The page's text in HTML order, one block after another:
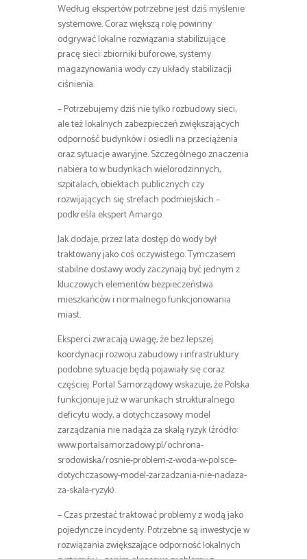
Według ekspertów potrzebne jest dziś myślenie
systemowe. Coraz większą rolę powinny
odgrywać lokalne rozwiązania stabilizujące
pracę sieci: zbiorniki buforowe, systemy
magazynowania wody czy układy stabilizacji
ciśnienia.
– Potrzebujemy dziś nie tylko rozbudowy sieci,
ale też lokalnych zabezpieczeń zwiększających
odporność budynków i osiedli na przeciążenia
oraz sytuacje awaryjne. Szczególnego znaczenia
nabiera to w budynkach wielorodzinnych,
szpitalach, obiektach publicznych czy
rozwijających się strefach podmiejskich –
podkreśla ekspert Amargo.
Jak dodaje, przez lata dostęp do wody był
traktowany jako coś oczywistego. Tymczasem
stabilne dostawy wody zaczynają być jednym z
kluczowych elementów bezpieczeństwa
mieszkańców i normalnego funkcjonowania
miast.
Eksperci zwracają uwagę, że bez lepszej
koordynacji rozwoju zabudowy i infrastruktury
podobne sytuacje będą pojawiały się coraz
częściej. Portal Samorządowy wskazuje, że Polska
funkcjonuje już w warunkach strukturalnego
deficytu wody, a dotychczasowy model
zarządzania nie nadąża za skalą ryzyk (źródło:
www.portalsamorzadowy.pl/ochrona-
srodowiska/rosnie-problem-z-woda-w-polsce-
dotychczasowy-model-zarzadzania-nie-nadaza-
za-skala-ryzyk).
– Czas przestać traktować problemy z wodą jako
pojedyncze incydenty. Potrzebne są inwestycje w
rozwiązania zwiększające odporność lokalnych